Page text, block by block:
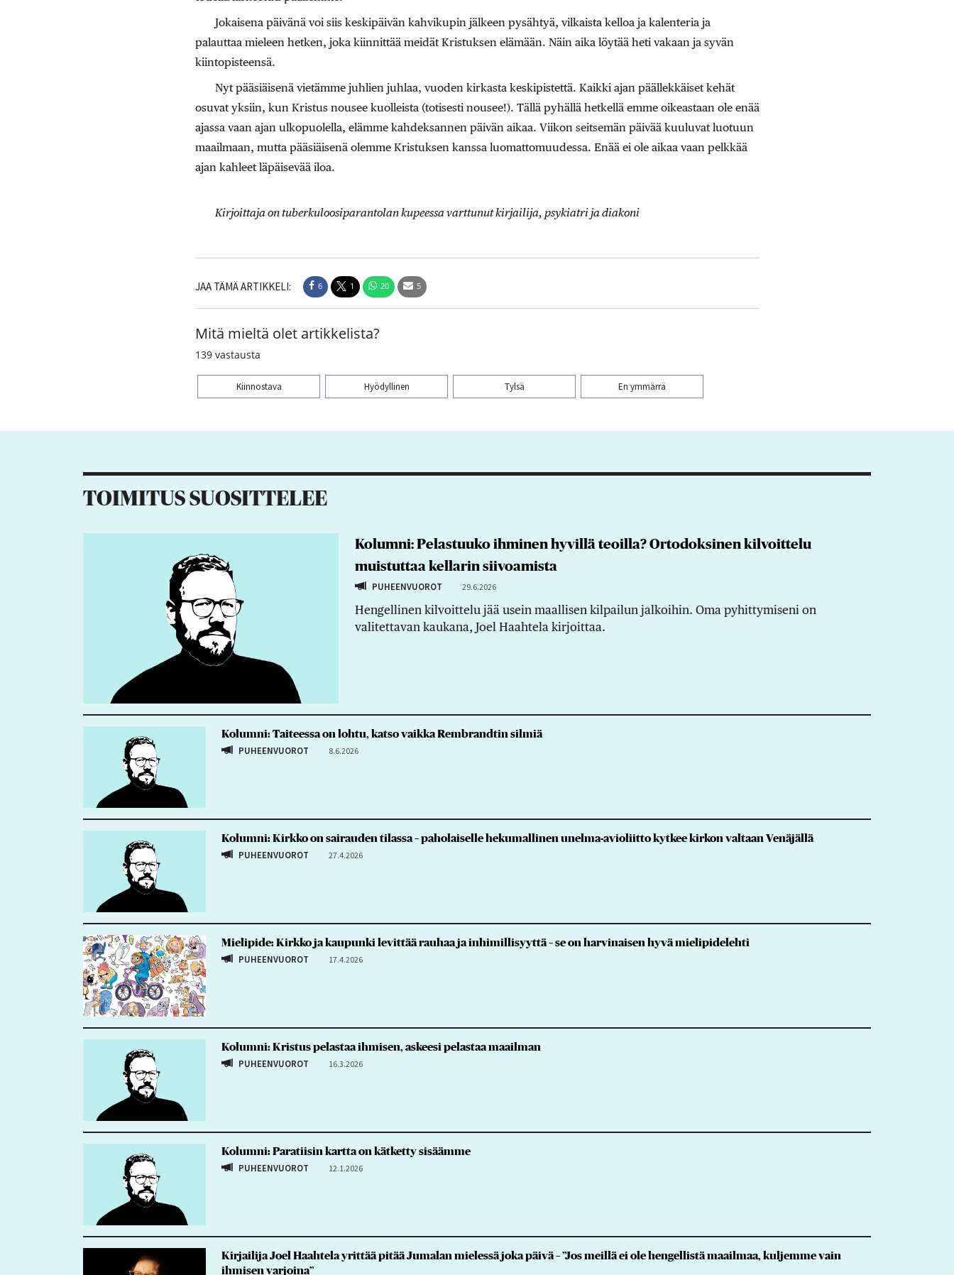
Jokaisena päivänä voi siis keskipäivän kahvikupin jälkeen pysähtyä, vilkaista kelloa ja kalenteria ja
palauttaa mieleen hetken, joka kiinnittää meidät Kristuksen elämään. Näin aika löytää heti vakaan ja syvän
kiintopisteensä.
Nyt pääsiäisenä vietämme juhlien juhlaa, vuoden kirkasta keskipistettä. Kaikki ajan päällekkäiset kehät
osuvat yksiin, kun Kristus nousee kuolleista (totisesti nousee!). Tällä pyhällä hetkellä emme oikeastaan ole enää
ajassa vaan ajan ulkopuolella, elämme kahdeksannen päivän aikaa. Viikon seitsemän päivää kuuluvat luotuun
maailmaan, mutta pääsiäisenä olemme Kristuksen kanssa luomattomuudessa. Enää ei ole aikaa vaan pelkkää
ajan kahleet läpäisevää iloa.
Kirjoittaja on tuberkuloosiparantolan kupeessa varttunut kirjailija, psykiatri ja diakoni
JAA TÄMÄ ARTIKKELI: 6 1 20 5
Mitä mieltä olet artikkelista?
139 vastausta
Kiinnostava Hyödyllinen Tylsä En ymmärrä
TOIMITUS SUOSITTELEE
Kolumni: Pelastuuko ihminen hyvillä teoilla? Ortodoksinen kilvoittelu
muistuttaa kellarin siivoamista
PUHEENVUOROT 29.6.2026
Hengellinen kilvoittelu jää usein maallisen kilpailun jalkoihin. Oma pyhittymiseni on
valitettavan kaukana, Joel Haahtela kirjoittaa.
Kolumni: Taiteessa on lohtu, katso vaikka Rembrandtin silmiä
PUHEENVUOROT 8.6.2026
Kolumni: Kirkko on sairauden tilassa – paholaiselle hekumallinen unelma-avioliitto kytkee kirkon valtaan Venäjällä
PUHEENVUOROT 27.4.2026
Mielipide: Kirkko ja kaupunki levittää rauhaa ja inhimillisyyttä – se on harvinaisen hyvä mielipidelehti
PUHEENVUOROT 17.4.2026
Kolumni: Kristus pelastaa ihmisen, askeesi pelastaa maailman
PUHEENVUOROT 16.3.2026
Kolumni: Paratiisin kartta on kätketty sisäämme
PUHEENVUOROT 12.1.2026
Kirjailija Joel Haahtela yrittää pitää Jumalan mielessä joka päivä – ”Jos meillä ei ole hengellistä maailmaa, kuljemme vain
ihmisen varjoina”